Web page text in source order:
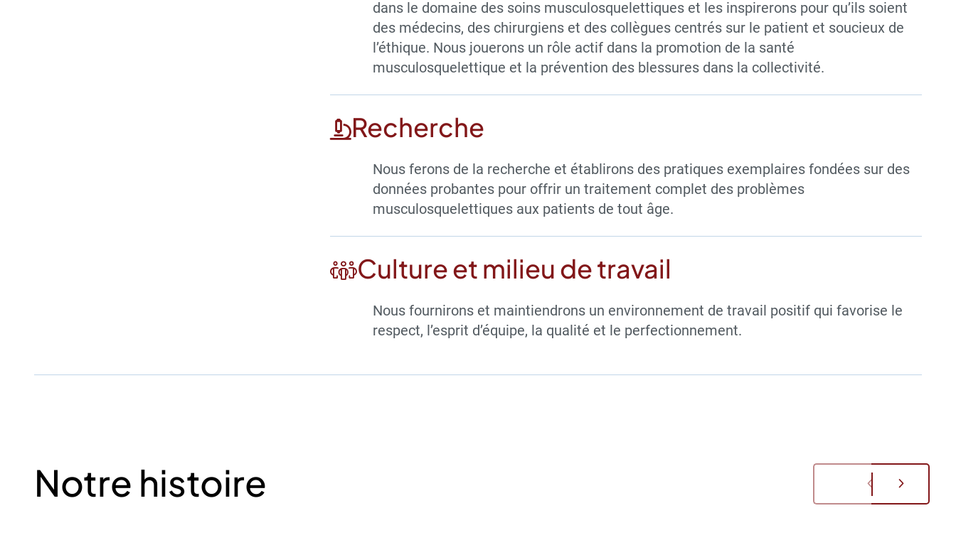
dans le domaine des soins musculosquelettiques et les inspirerons pour qu’ils soient
des médecins, des chirurgiens et des collègues centrés sur le patient et soucieux de
l’éthique. Nous jouerons un rôle actif dans la promotion de la santé
musculosquelettique et la prévention des blessures dans la collectivité.
Recherche
Nous ferons de la recherche et établirons des pratiques exemplaires fondées sur des
données probantes pour offrir un traitement complet des problèmes
musculosquelettiques aux patients de tout âge.
Culture et milieu de travail
Nous fournirons et maintiendrons un environnement de travail positif qui favorise le
respect, l’esprit d’équipe, la qualité et le perfectionnement.
Notre histoire